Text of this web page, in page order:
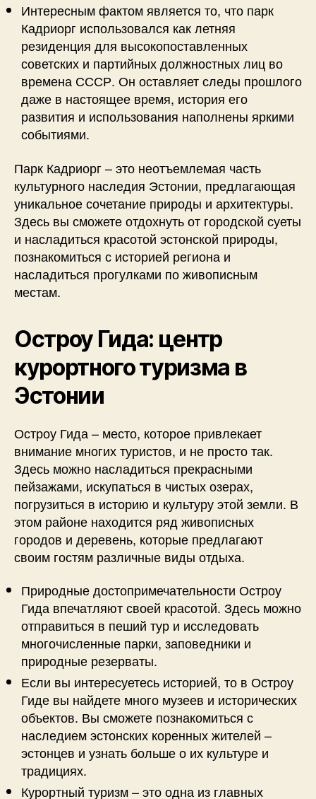
Интересным фактом является то, что парк
Кадриорг использовался как летняя
резиденция для высокопоставленных
советских и партийных должностных лиц во
времена СССР. Он оставляет следы прошлого
даже в настоящее время, история его
развития и использования наполнены яркими
событиями.
Парк Кадриорг – это неотъемлемая часть
культурного наследия Эстонии, предлагающая
уникальное сочетание природы и архитектуры.
Здесь вы сможете отдохнуть от городской суеты
и насладиться красотой эстонской природы,
познакомиться с историей региона и
насладиться прогулками по живописным
местам.
Остроу Гида: центр
курортного туризма в
Эстонии
Остроу Гида – место, которое привлекает
внимание многих туристов, и не просто так.
Здесь можно насладиться прекрасными
пейзажами, искупаться в чистых озерах,
погрузиться в историю и культуру этой земли. В
этом районе находится ряд живописных
городов и деревень, которые предлагают
своим гостям различные виды отдыха.
Природные достопримечательности Остроу
Гида впечатляют своей красотой. Здесь можно
отправиться в пеший тур и исследовать
многочисленные парки, заповедники и
природные резерваты.
Если вы интересуетесь историей, то в Остроу
Гиде вы найдете много музеев и исторических
объектов. Вы сможете познакомиться с
наследием эстонских коренных жителей –
эстонцев и узнать больше о их культуре и
традициях.
Курортный туризм – это одна из главных